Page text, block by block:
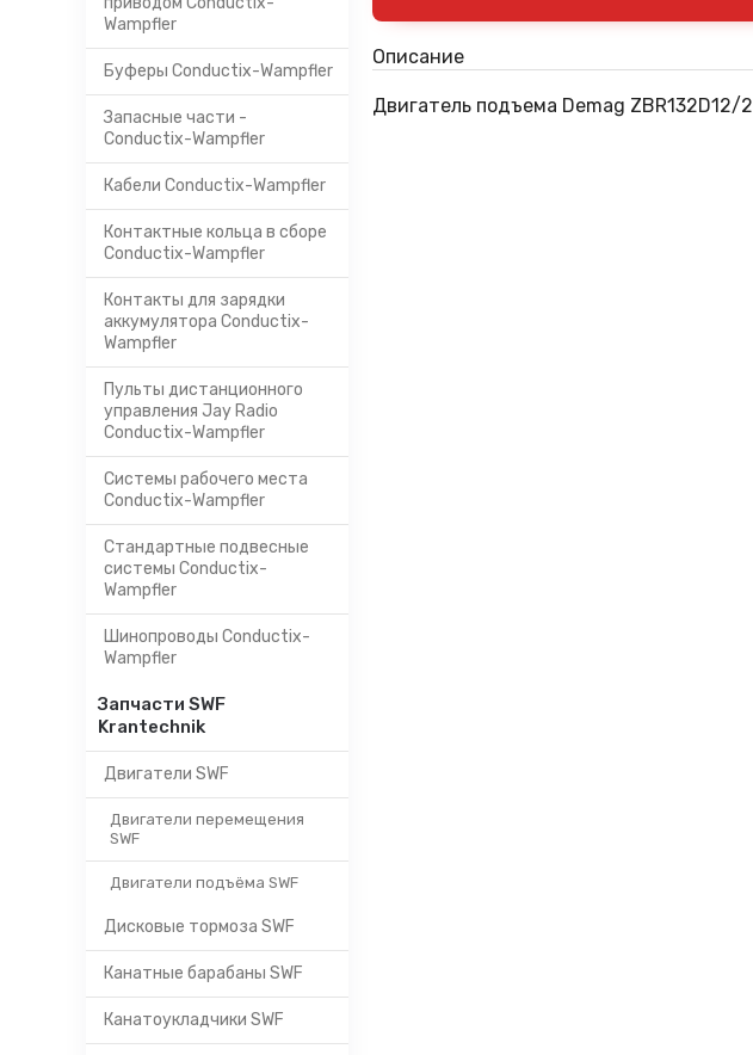
Wampfler
Буферы Conductix-Wampfler
Запасные части -
Conductix-Wampfler
Кабели Conductix-Wampfler
Контактные кольца в сборе
Conductix-Wampfler
Контакты для зарядки
аккумулятора Conductix-
Wampfler
Пульты дистанционного
управления Jay Radio
Conductix-Wampfler
Системы рабочего места
Conductix-Wampfler
Стандартные подвесные
системы Conductix-
Wampfler
Шинопроводы Conductix-
Wampfler
Запчасти SWF
Krantechnik
Двигатели SWF
Двигатели перемещения
SWF
Двигатели подъёма SWF
Дисковые тормоза SWF
Канатные барабаны SWF
Канатоукладчики SWF
Описание
Двигатель подъема Demag ZBR132D12/2